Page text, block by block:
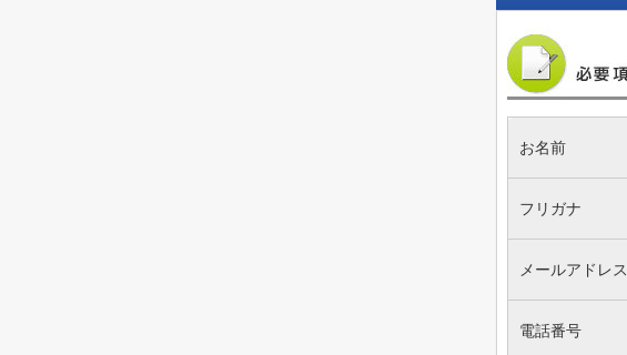
お名前
フリガナ
メールアドレス
電話番号